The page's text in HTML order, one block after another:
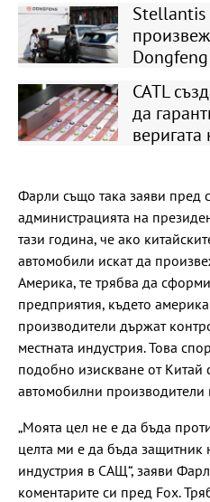
Stellantis
CATL
да
веригата
Фарли също така заяви пред
администрацията на
тази година, че ако
автомобили искат да
Америка, те трябва да
предприятия, където
производители държат
местната индустрия. Това
подобно изискване от Китай
автомобилни производители
„Моята цел не е да бъда
целта ми е да бъда
индустрия в САЩ“, заяви
коментарите си пред Fox.